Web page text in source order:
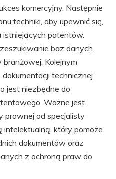
komercyjny. Następnie
techniki, aby upewnić się,
istniejących patentów.
baz danych
Kolejnym
technicznej
jest niezbędne do
Ważne jest
prawnej od specjalisty
intelektualną, który pomoże
dokumentów oraz
z ochroną praw do